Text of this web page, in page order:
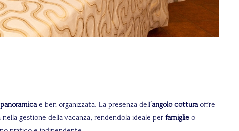
e ben organizzata. La presenza dell’angolo cottura offre
gestione della vacanza, rendendola ideale per famiglie o